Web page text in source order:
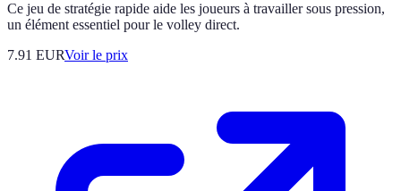
Ce jeu de stratégie rapide aide les joueurs à travailler sous pression,
un élément essentiel pour le volley direct.
7.91 EURVoir le prix